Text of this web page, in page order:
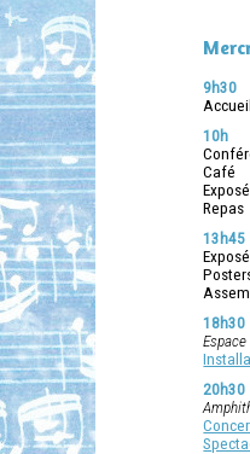
9h30
10h
Café
Repas
13h45
18h30
20h30